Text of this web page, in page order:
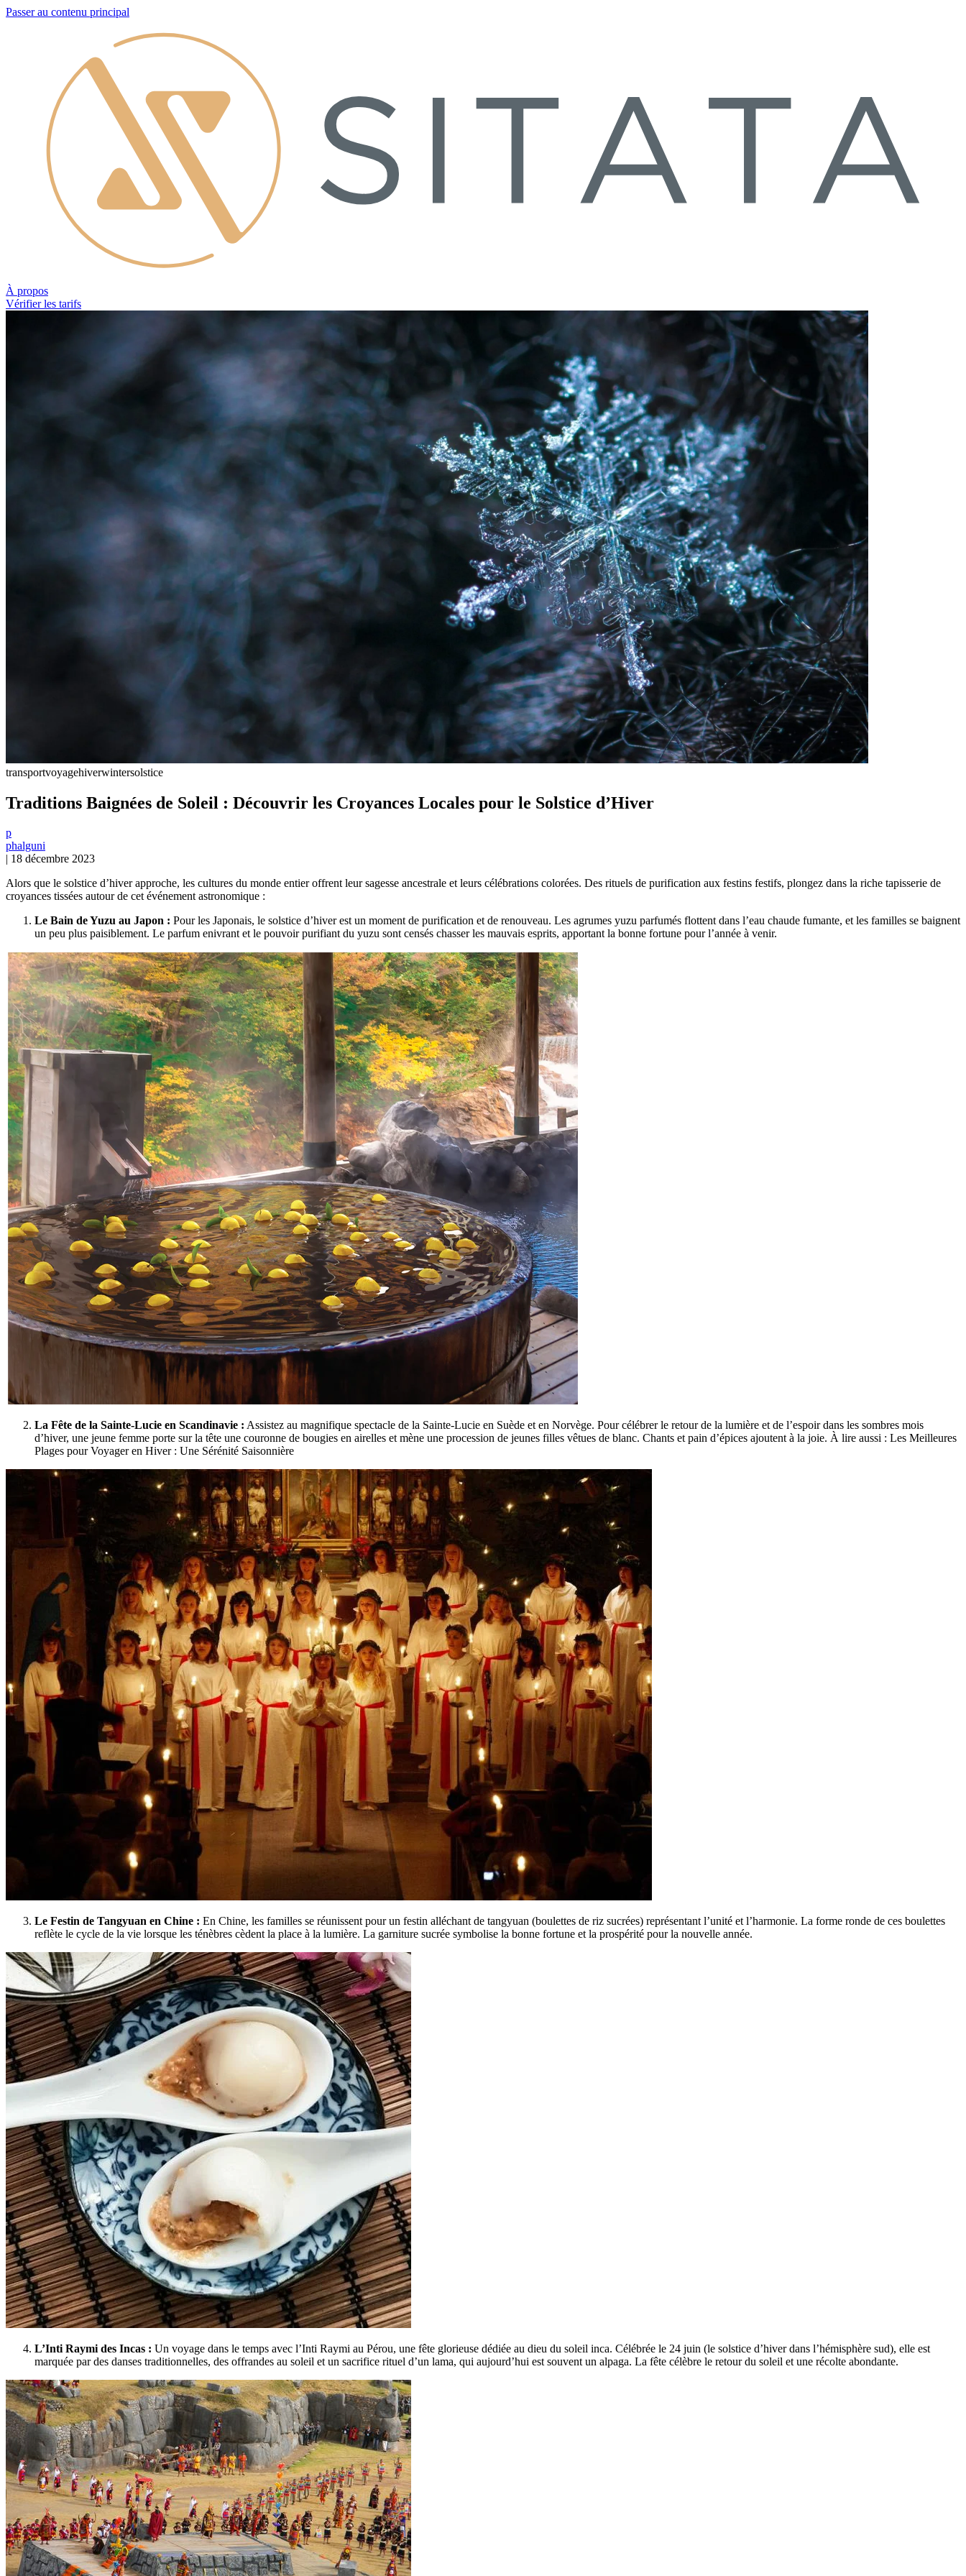
Passer au contenu principal
À propos
Vérifier les tarifs
transportvoyagehiverwintersolstice
Traditions Baignées de Soleil : Découvrir les Croyances Locales pour le Solstice d’Hiver
p
phalguni
| 18 décembre 2023
Alors que le solstice d’hiver approche, les cultures du monde entier offrent leur sagesse ancestrale et leurs célébrations colorées. Des rituels de purification aux festins festifs, plongez dans la riche tapisserie de
croyances tissées autour de cet événement astronomique :
Le Bain de Yuzu au Japon : Pour les Japonais, le solstice d’hiver est un moment de purification et de renouveau. Les agrumes yuzu parfumés flottent dans l’eau chaude fumante, et les familles se baignent
un peu plus paisiblement. Le parfum enivrant et le pouvoir purifiant du yuzu sont censés chasser les mauvais esprits, apportant la bonne fortune pour l’année à venir.
La Fête de la Sainte-Lucie en Scandinavie : Assistez au magnifique spectacle de la Sainte-Lucie en Suède et en Norvège. Pour célébrer le retour de la lumière et de l’espoir dans les sombres mois
d’hiver, une jeune femme porte sur la tête une couronne de bougies en airelles et mène une procession de jeunes filles vêtues de blanc. Chants et pain d’épices ajoutent à la joie. À lire aussi : Les Meilleures
Plages pour Voyager en Hiver : Une Sérénité Saisonnière
Le Festin de Tangyuan en Chine : En Chine, les familles se réunissent pour un festin alléchant de tangyuan (boulettes de riz sucrées) représentant l’unité et l’harmonie. La forme ronde de ces boulettes
reflète le cycle de la vie lorsque les ténèbres cèdent la place à la lumière. La garniture sucrée symbolise la bonne fortune et la prospérité pour la nouvelle année.
L’Inti Raymi des Incas : Un voyage dans le temps avec l’Inti Raymi au Pérou, une fête glorieuse dédiée au dieu du soleil inca. Célébrée le 24 juin (le solstice d’hiver dans l’hémisphère sud), elle est
marquée par des danses traditionnelles, des offrandes au soleil et un sacrifice rituel d’un lama, qui aujourd’hui est souvent un alpaga. La fête célèbre le retour du soleil et une récolte abondante.